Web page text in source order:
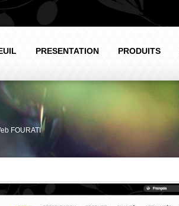
PRESENTATION PRODUITS
FOURATI